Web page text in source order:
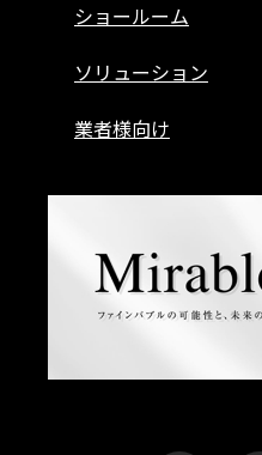
ショールーム
ソリューション
業者様向け